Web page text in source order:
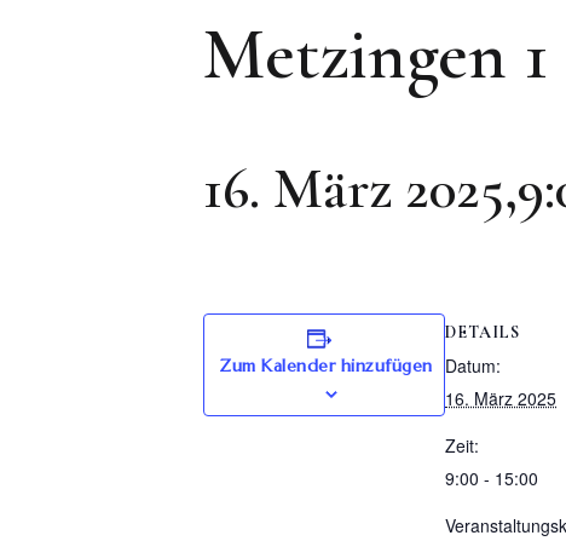
Metzingen 1
16. März
Zum Kalender hinzufügen
DETAILS
Datum:
16. März 2025
Zeit:
9:00 - 15:00